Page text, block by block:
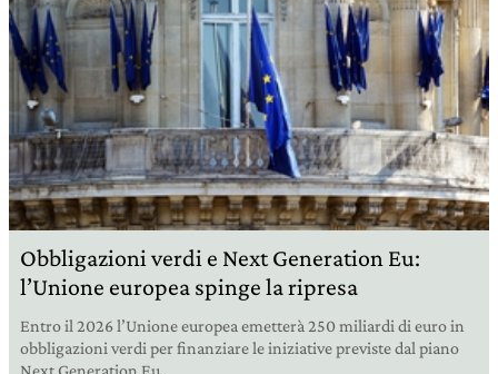
Obbligazioni verdi e Next Generation Eu:
l’Unione europea spinge la ripresa
Entro il 2026 l’Unione europea emetterà 250 miliardi di euro in
obbligazioni verdi per finanziare le iniziative previste dal piano
Next Generation Eu.